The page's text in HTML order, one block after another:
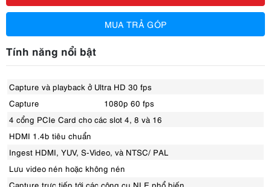
MUA TRẢ GÓP
Tính năng nổi bật
Capture và playback ở Ultra HD 30 fps
Capture
1080p 60 fps
4 cổng PCIe Card cho các slot 4, 8 và 16
HDMI 1.4b tiêu chuẩn
Ingest HDMI, YUV, S-Video, và NTSC/ PAL
Lưu video nén hoặc không nén
Capture trực tiếp tới các công cụ NLE phổ biến